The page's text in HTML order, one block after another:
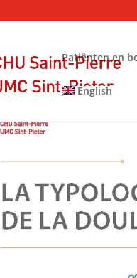
Patiënten en
English